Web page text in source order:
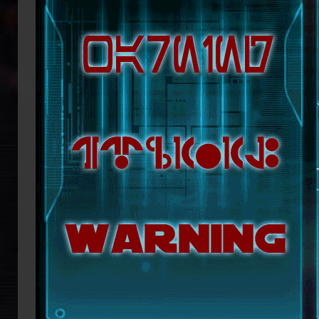
republikanische Anführerin Mon
Lage ist, möglicherweise bald die
Doch das bröckelnde Imperium ist
Truppenverbände vom Imperium
Coruscant über das weitere
mit blutiger Entschlossenheit die
Imperators. Mit seiner Armada
ihn mit der Einnahme von
Eindruck einer erneuten
sichert sich Vesperum die Loyalität